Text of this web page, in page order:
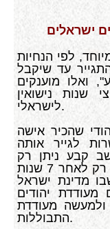
ישראלים
לפי הנחיות
עד שיקבל
ואלו מוענקים
שנות נישואין
לישראלי.
שהכיר אישה
לגייר אותה
קבע ניתן רק
לאחר ארבע וחצי שנות נישואין, ואו רק לאחר 7 שנות
מדינת ישראל
יהודים
מעודדת
התבוללות.